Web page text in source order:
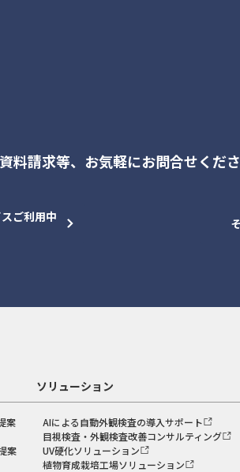
料請求等、 お気軽にお問合せくださ
ご利用中
案
案
ソリューション
AIによる自動外観検査の導入サポート
目視検査・外観検査改善コンサルティング
UV硬化ソリューション
植物育成栽培工場ソリューション